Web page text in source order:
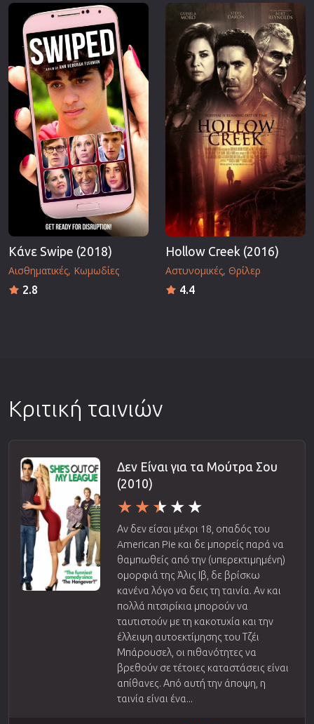
Επιστημονικής Φαντασίας
Ευρωπαικός Κινηματογράφος
Θρησκευτικές
Θρίλερ
Ιστορικές
Κλασσικές
Κάνε Swipe (2018)
Αισθηματικές Κωμωδίες
2.8
Hollow Creek (2016)
Αστυνομικές Θρίλερ
4.4
Κριτική ταινιών
Δεν Είναι για τα Μούτρα Σου
(2010)
Αν δεν είσαι μέχρι 18, οπαδός του
American Pie και δε μπορείς παρά να
θαμπωθείς από την (υπερεκτιμημένη)
ομορφιά της Άλις Ιβ, δε βρίσκω
κανένα λόγο να δεις τη ταινία. Αν και
πολλά πιτσιρίκια μπορούν να
ταυτιστούν με τη κακοτυχία και την
έλλειψη αυτοεκτίμησης του Τζέι
Μπάρουσελ, οι πιθανότητες να
βρεθούν σε τέτοιες καταστάσεις είναι
απίθανες. Από αυτή την άποψη, η
ταινία είναι ένα...